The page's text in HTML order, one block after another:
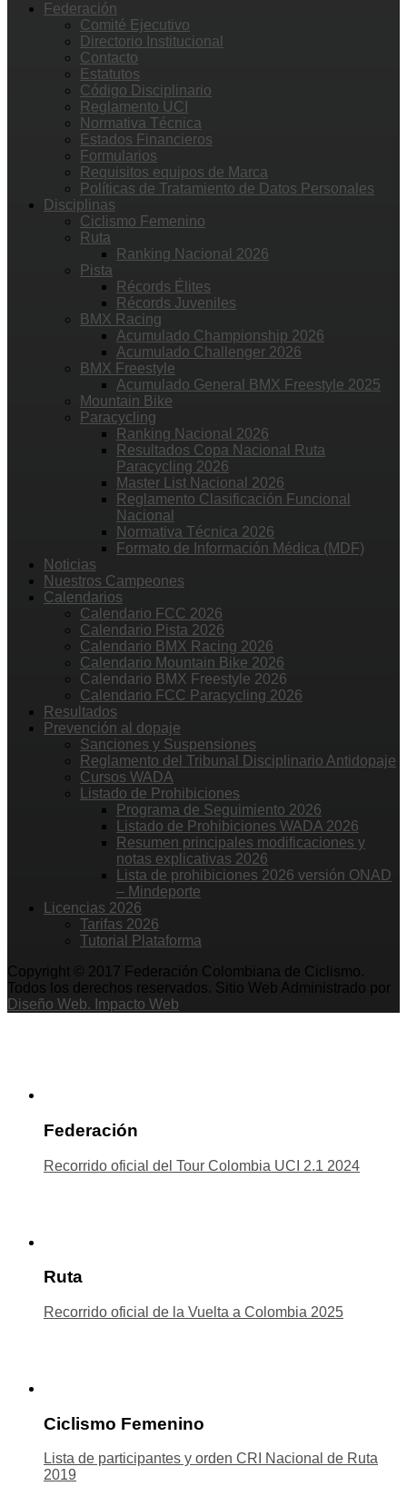
Federación
Comité Ejecutivo
Directorio Institucional
Contacto
Estatutos
Código Disciplinario
Reglamento UCI
Normativa Técnica
Estados Financieros
Formularios
Requisitos equipos de Marca
Políticas de Tratamiento de Datos Personales
Disciplinas
Ciclismo Femenino
Ruta
Ranking Nacional 2026
Pista
Récords Élites
Récords Juveniles
BMX Racing
Acumulado Championship 2026
Acumulado Challenger 2026
BMX Freestyle
Acumulado General BMX Freestyle 2025
Mountain Bike
Paracycling
Ranking Nacional 2026
Resultados Copa Nacional Ruta
Paracycling 2026
Master List Nacional 2026
Reglamento Clasificación Funcional
Nacional
Normativa Técnica 2026
Formato de Información Médica (MDF)
Noticias
Nuestros Campeones
Calendarios
Calendario FCC 2026
Calendario Pista 2026
Calendario BMX Racing 2026
Calendario Mountain Bike 2026
Calendario BMX Freestyle 2026
Calendario FCC Paracycling 2026
Resultados
Prevención al dopaje
Sanciones y Suspensiones
Reglamento del Tribunal Disciplinario Antidopaje
Cursos WADA
Listado de Prohibiciones
Programa de Seguimiento 2026
Listado de Prohibiciones WADA 2026
Resumen principales modificaciones y
notas explicativas 2026
Lista de prohibiciones 2026 versión ONAD
– Mindeporte
Licencias 2026
Tarifas 2026
Tutorial Plataforma
Copyright © 2017 Federación Colombiana de Ciclismo.
Todos los derechos reservados. Sitio Web Administrado por
Diseño Web. Impacto Web
Federación
Recorrido oficial del Tour Colombia UCI 2.1 2024
Ruta
Recorrido oficial de la Vuelta a Colombia 2025
Ciclismo Femenino
Lista de participantes y orden CRI Nacional de Ruta
2019